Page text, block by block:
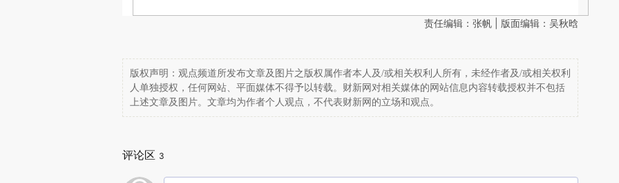
责任编辑：张帆 | 版面编辑：吴秋晗
版权声明：观点频道所发布文章及图片之版权属作者本人及/或相关权利人所有，未经作者及/或相关权利
人单独授权，任何网站、平面媒体不得予以转载。财新网对相关媒体的网站信息内容转载授权并不包括
上述文章及图片。文章均为作者个人观点，不代表财新网的立场和观点。
评论区 3